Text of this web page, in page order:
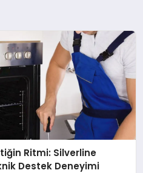
Ritmi: Silverline
Destek Deneyimi